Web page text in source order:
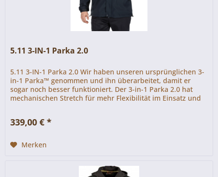
5.11 3-IN-1 Parka 2.0
5.11 3-IN-1 Parka 2.0 Wir haben unseren ursprünglichen 3-
in-1 Parka™ genommen und ihn überarbeitet, damit er
sogar noch besser funktioniert. Der 3-in-1 Parka 2.0 hat
mechanischen Stretch für mehr Flexibilität im Einsatz und
339,00 € *
Merken